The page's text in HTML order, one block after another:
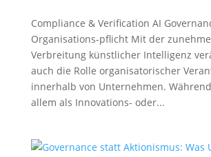
Compliance & Verification AI
Organisations-pflicht Mit der
Verbreitung künstlicher Intelligenz
auch die Rolle organisatorischer
innerhalb von Unternehmen.
allem als Innovations- oder...